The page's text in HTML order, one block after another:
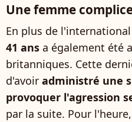
Une femme
En plus de
41 ans a également été
britanniques. Cette
d'avoir administré une
provoquer l'agression
par la suite. Pour